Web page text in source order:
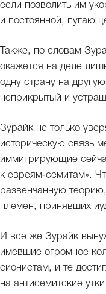
если позволить им
и постоянной,
Также, по словам
окажется на деле
одну страну на
неприкрытый и
Зурайк не только
историческую связь
иммигрирующие
к евреям‑семитам».
развенчанную
племен, принявших
И все же Зурайк
имевшие огромное
сионистам, и те
на антисемитские